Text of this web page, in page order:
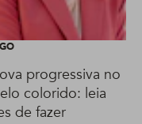
progressiva no
colorido: leia
de fazer